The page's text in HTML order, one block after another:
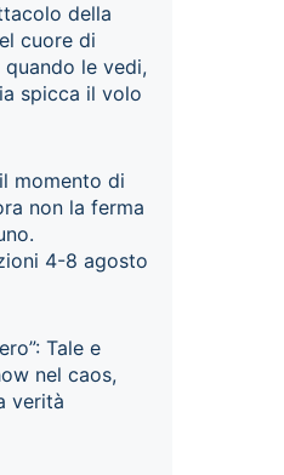
della
cuore di
quando le vedi,
spicca il volo
momento di
non la ferma
4-8 agosto
Tale e
nel caos,
verità